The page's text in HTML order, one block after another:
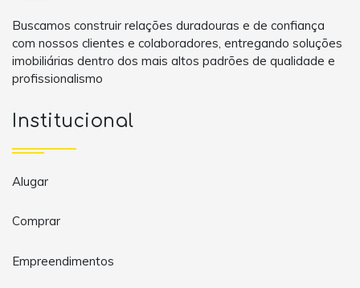
Buscamos construir relações duradouras e de confiança
com nossos clientes e colaboradores, entregando soluções
imobiliárias dentro dos mais altos padrões de qualidade e
profissionalismo
Institucional
Alugar
Comprar
Empreendimentos